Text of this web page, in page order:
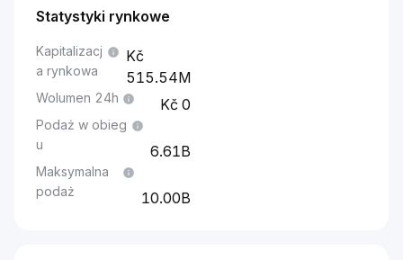
Statystyki rynkowe
Kapitalizacj
a rynkowa
515.54M
Wolumen 24h 0
Podaż w obieg
u
6.61B
Maksymalna
podaż
10.00B